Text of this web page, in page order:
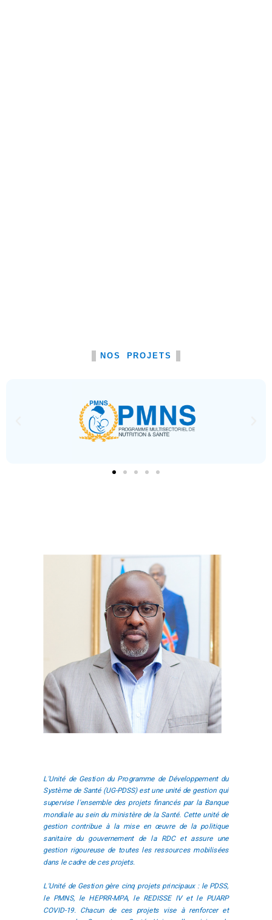
NOS PROJETS
L'Unité de Gestion du Programme de Développement du
Système de Santé (UG-PDSS) est une unité de gestion qui
supervise l'ensemble des projets financés par la Banque
mondiale au sein du ministère de la Santé. Cette unité de
gestion contribue à la mise en œuvre de la politique
sanitaire du gouvernement de la RDC et assure une
gestion rigoureuse de toutes les ressources mobilisées
dans le cadre de ces projets.
L'Unité de Gestion gère cinq projets principaux : le PDSS,
le PMNS, le HEPRR-MPA, le REDISSE IV et le PUARP
COVID-19. Chacun de ces projets vise à renforcer et